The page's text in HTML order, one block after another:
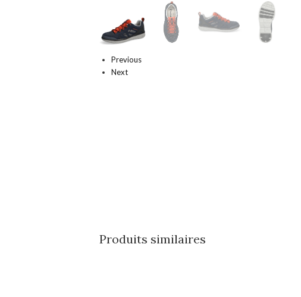
Previous
Next
Produits similaires